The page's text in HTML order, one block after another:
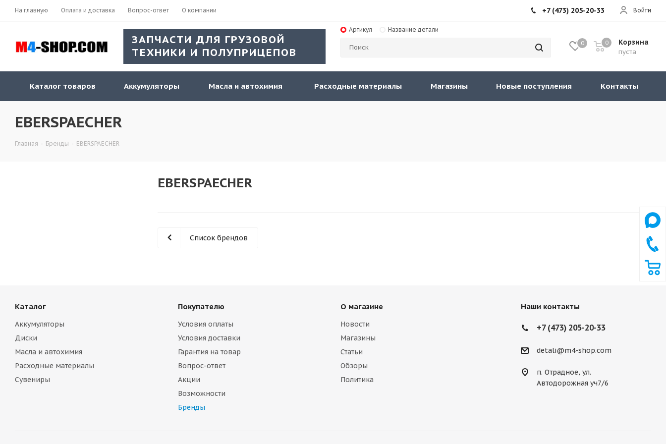
На главную Оплата и доставка Вопрос-ответ О компании Войти
+7 (473) 205-20-33
ЗАПЧАСТИ ДЛЯ ГРУЗОВОЙ
ТЕХНИКИ И ПОЛУПРИЦЕПОВ
Артикул Название детали
0 Корзина
пуста
0
Каталог товаров Аккумуляторы Масла и автохимия Расходные материалы Магазины Новые поступления Контакты
EBERSPAECHER
Главная - Бренды - EBERSPAECHER
EBERSPAECHER
Список брендов
Каталог
Аккумуляторы
Диски
Масла и автохимия
Расходные материалы
Сувениры
Покупателю
Условия оплаты
Условия доставки
Гарантия на товар
Вопрос-ответ
Акции
Возможности
Бренды
О магазине
Новости
Магазины
Статьи
Обзоры
Политика
Наши контакты
+7 (473) 205-20-33
detali@m4-shop.com
п. Отрадное, ул.
Автодорожная уч7/6